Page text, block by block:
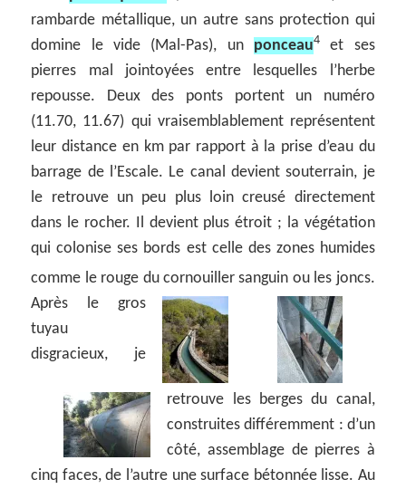
rambarde métallique, un autre sans protection qui
domine le vide (Mal-Pas), un ponceau4et ses
pierres mal jointoyées entre lesquelles l’herbe
repousse. Deux des ponts portent un numéro
(11.70, 11.67) qui vraisemblablement représentent
leur distance en km par rapport à la prise d’eau du
barrage de l’Escale. Le canal devient souterrain, je
le retrouve un peu plus loin creusé directement
dans le rocher. Il devient plus étroit ; la végétation
qui colonise ses bords est celle des zones humides
comme le rouge du cornouiller sanguin ou les joncs.
Après le gros
tuyau
disgracieux, je
retrouve les berges du canal,
construites différemment : d’un
côté, assemblage de pierres à
cinq faces, de l’autre une surface bétonnée lisse. Au